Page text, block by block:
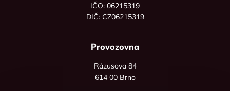
IČO: 06215319
DIČ: CZ06215319
Provozovna
Rázusova 84
614 00 Brno